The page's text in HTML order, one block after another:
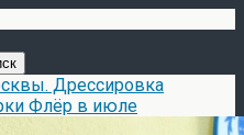
Дрессировка
Флёр в июле